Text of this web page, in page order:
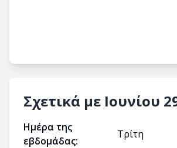
Σχετικά με Ιουνίου
Ημέρα της
εβδομάδας:
Τρίτη